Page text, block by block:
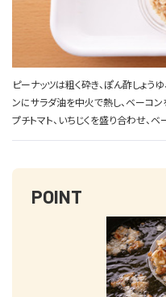
ピーナッツは粗く砕き、ぽん酢しょう
ンにサラダ油を中火で熱し、ベーコ
プチトマト、いちじくを盛り合わせ、
POINT